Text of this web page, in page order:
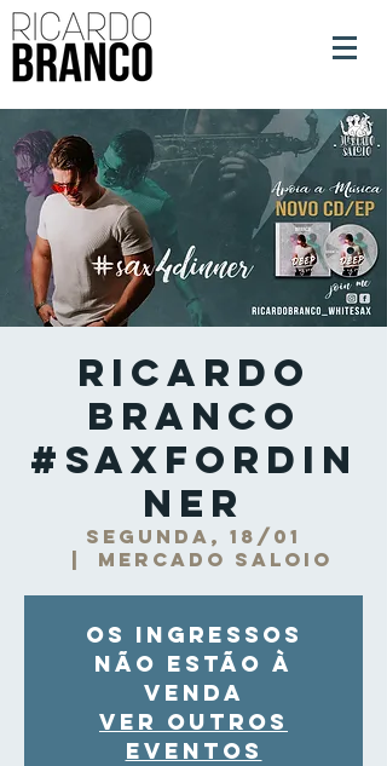
Ricardo
Branco
#SaxForDin
ner
segunda, 18/01
Mercado Saloio
Os ingressos
não estão à
venda
Ver outros
eventos